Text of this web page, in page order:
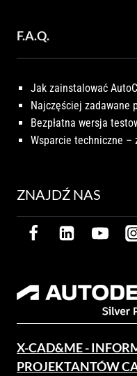
F.A.Q.
Jak zainstalować
Najczęściej zadawane
Bezpłatna wersja
Wsparcie techniczne –
ZNAJDŹ NAS
X-CAD&ME -
PROJEKTANTÓW